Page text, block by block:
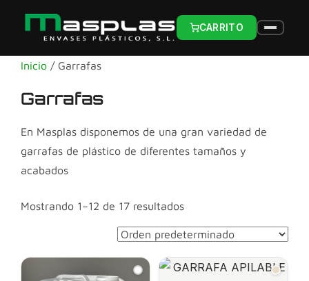
CARRITO
Inicio / Garrafas
Garrafas
En Masplas disponemos de una gran variedad de
garrafas de plástico de diferentes tamaños y
acabados
Mostrando 1–12 de 17 resultados